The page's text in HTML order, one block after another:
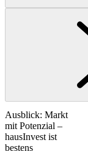
Ausblick: Markt
mit Potenzial –
hausInvest ist
bestens